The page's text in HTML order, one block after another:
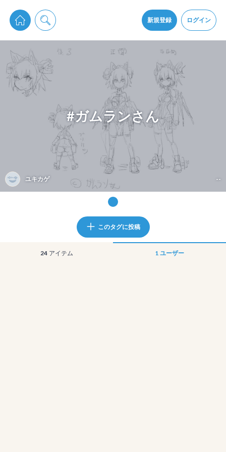
新規登録 ログイン
pixiv Sketchは2024年5月28日付で プライパシーポリシーを改定しました。
通知を受け取るにはここをクリックします
pixiv Sketchアプリでさらに快適に！
アプリをインストール
#ガムランさん
ユキカゲ --
このタグに投稿
24 アイテム 1 ユーザー